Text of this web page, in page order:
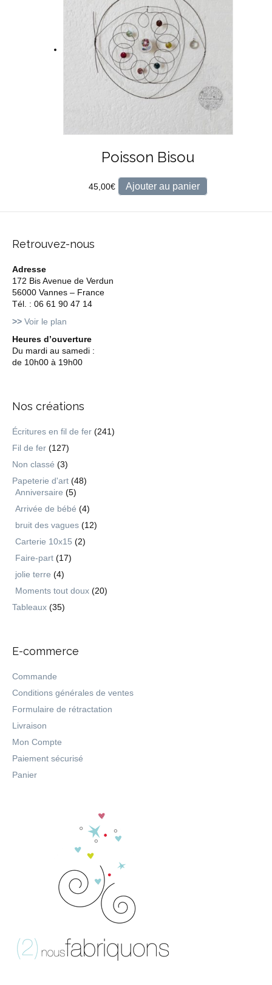
Poisson Bisou
45,00€ Ajouter au panier
Retrouvez-nous
Adresse
172 Bis Avenue de Verdun
56000 Vannes – France
Tél. : 06 61 90 47 14
>> Voir le plan
Heures d’ouverture
Du mardi au samedi :
de 10h00 à 19h00
Nos créations
Écritures en fil de fer (241)
Fil de fer (127)
Non classé (3)
Papeterie d'art (48)
Anniversaire (5)
Arrivée de bébé (4)
bruit des vagues (12)
Carterie 10x15 (2)
Faire-part (17)
jolie terre (4)
Moments tout doux (20)
Tableaux (35)
E-commerce
Commande
Conditions générales de ventes
Formulaire de rétractation
Livraison
Mon Compte
Paiement sécurisé
Panier